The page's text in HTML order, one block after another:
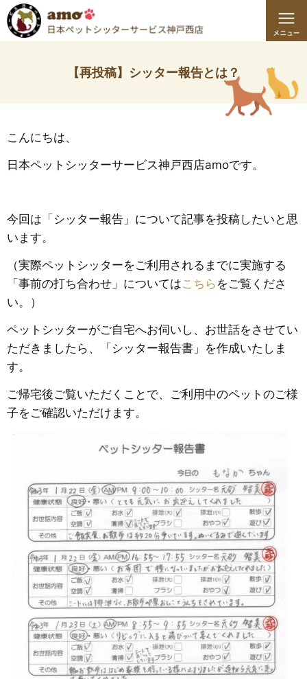
【再投稿】シッター報告とは？
こんにちは、
日本ペットシッターサービス神戸西店amoです。
今回は「シッター報告」について記事を投稿したいと思
います。
（実際ペットシッターをご利用されるまでに実施する
「事前の打ち合わせ」についてはこちら をご覧くださ
い。）
ペットシッターがご自宅へお伺いし、お世話をさせてい
ただきましたら、「シッター報告書」を作成いたしま
す。
ご帰宅後ご覧いただくことで、ご利用中のペットのご様
子をご確認いただけます。